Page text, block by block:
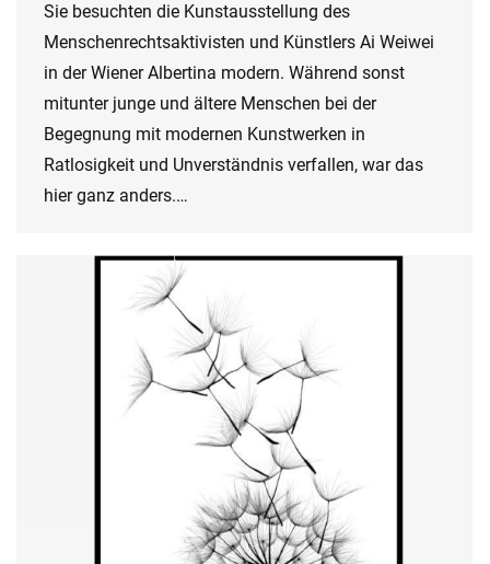
Sie besuchten die Kunstausstellung des
Menschenrechtsaktivisten und Künstlers Ai Weiwei
in der Wiener Albertina modern. Während sonst
mitunter junge und ältere Menschen bei der
Begegnung mit modernen Kunstwerken in
Ratlosigkeit und Unverständnis verfallen, war das
hier ganz anders.…